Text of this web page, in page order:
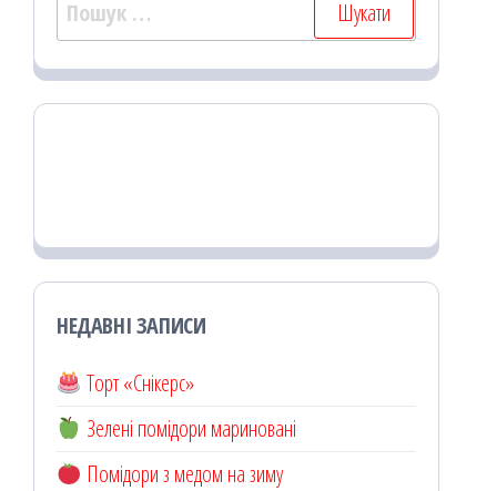
НЕДАВНІ ЗАПИСИ
Торт «Снікерс»
Зелені помідори мариновані
Помідори з медом на зиму